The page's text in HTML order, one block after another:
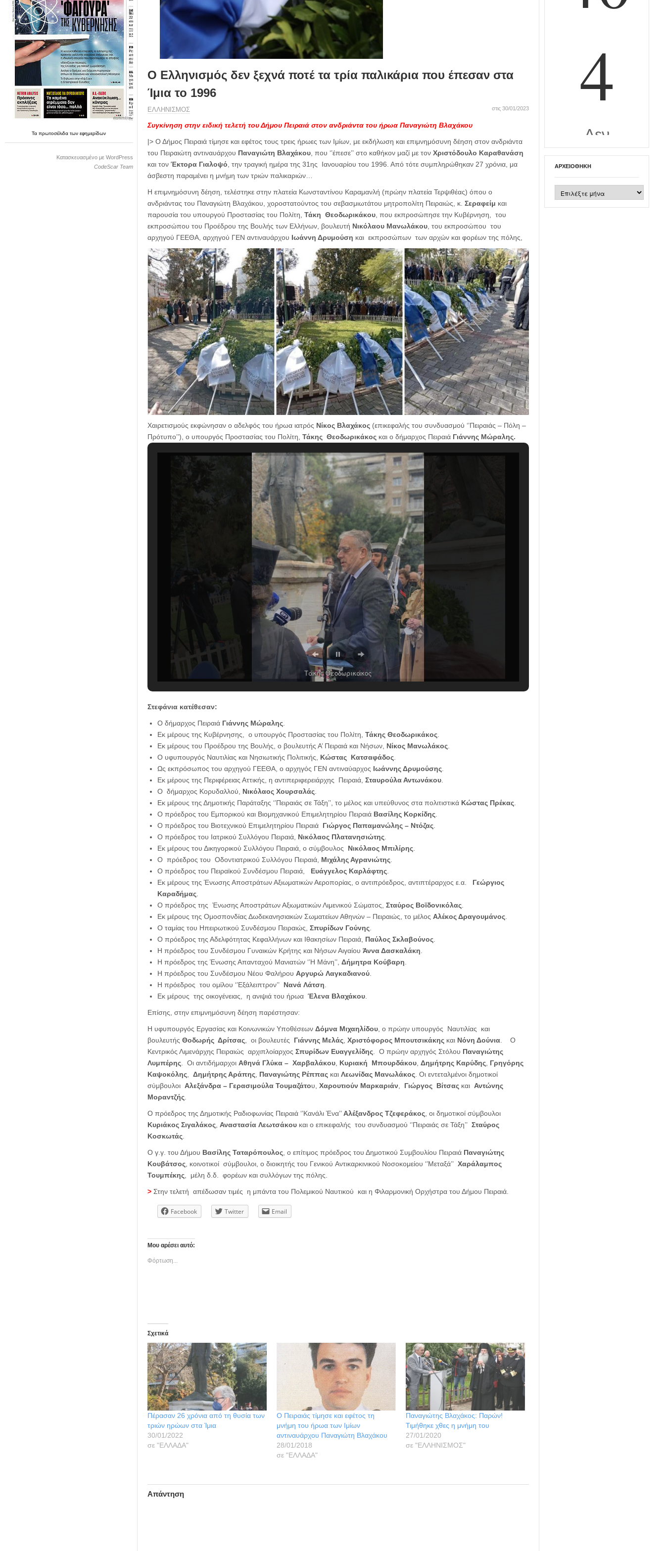
Ταπρωτοσέλιδατωνεφημερίδων
Κατασκευασμένο με WordPress
CodeScar Team
Ο Ελληνισμός δεν ξεχνά ποτέ τα τρία παλικάρια που έπεσαν στα
Ίμια το 1996
ΕΛΛΗΝΙΣΜΟΣ στις 30/01/2023
Συγκίνηση στην ειδική τελετή του Δήμου Πειραιά στον ανδριάντα του ήρωα Παναγιώτη Βλαχάκου
|> Ο Δήμος Πειραιά τίμησε και εφέτος τους τρεις ήρωες των Ιμίων, με εκδήλωση και επιμνημόσυνη δέηση στον ανδριάντα
του Πειραιώτη αντιναυάρχου Παναγιώτη Βλαχάκου, που ‘’έπεσε’’ στο καθήκον μαζί με τον Χριστόδουλο Καραθανάση
και τον Έκτορα Γιαλοψό , την τραγική ημέρα της 31ης Ιανουαρίου του 1996. Από τότε συμπληρώθηκαν 27 χρόνια, μα
άσβεστη παραμένει η μνήμη των τριών παλικαριών…
Η επιμνημόσυνη δέηση, τελέστηκε στην πλατεία Κωνσταντίνου Καραμανλή (πρώην πλατεία Τερψιθέας) όπου ο
ανδριάντας του Παναγιώτη Βλαχάκου, χοροστατούντος του σεβασμιωτάτου μητροπολίτη Πειραιώς, κ. Σεραφείμ και
παρουσία του υπουργού Προστασίας του Πολίτη, Τάκη Θεοδωρικάκου, που εκπροσώπησε την Κυβέρνηση, του
εκπροσώπου του Προέδρου της Βουλής των Ελλήνων, βουλευτή Νικόλαου Μανωλάκου, του εκπροσώπου του
αρχηγού ΓΕΕΘΑ, αρχηγού ΓΕΝ αντιναυάρχου Ιωάννη Δρυμούση και εκπροσώπων των αρχών και φορέων της πόλης,
Χαιρετισμούς εκφώνησαν ο αδελφός του ήρωα ιατρός Νίκος Βλαχάκος(επικεφαλής του συνδυασμού ‘’Πειραιάς – Πόλη –
Πρότυπο’’), ο υπουργός Προστασίας του Πολίτη, Τάκης Θεοδωρικάκοςκαι ο δήμαρχος Πειραιά Γιάννης Μώραλης.
Τάκης Θεοδωρικάκος
Στεφάνια κατέθεσαν:
Ο δήμαρχος Πειραιά Γιάννης Μώραλης.
Εκ μέρους της Κυβέρνησης, o υπουργός Προστασίας του Πολίτη, Τάκης Θεοδωρικάκος.
Εκ μέρους του Προέδρου της Βουλής, ο βουλευτής Α’ Πειραιά και Νήσων, Νίκος Μανωλάκος.
Ο υφυπουργός Ναυτιλίας και Νησιωτικής Πολιτικής, Κώστας Κατσαφάδος.
Ως εκπρόσωπος του αρχηγού ΓΕΕΘΑ, ο αρχηγός ΓΕΝ αντιναύαρχος Ιωάννης Δρυμούσης.
Εκ μέρους της Περιφέρειας Αττικής, η αντιπεριφερειάρχης Πειραιά, Σταυρούλα Αντωνάκου.
Ο δήμαρχος Κορυδαλλού, Νικόλαος Χουρσαλάς.
Εκ μέρους της Δημοτικής Παράταξης ‘’Πειραιάς σε Τάξη’’, το μέλος και υπεύθυνος στα πολιτιστικά Κώστας Πρέκας.
Ο πρόεδρος του Εμπορικού και Βιομηχανικού Επιμελητηρίου Πειραιά Βασίλης Κορκίδης.
O πρόεδρος του Βιοτεχνικού Επιμελητηρίου Πειραιά Γιώργος Παπαμανώλης – Ντόζας.
Ο πρόεδρος του Ιατρικού Συλλόγου Πειραιά, Νικόλαος Πλατανησιώτης.
Εκ μέρους του Δικηγορικού Συλλόγου Πειραιά, ο σύμβουλος Νικόλαος Μπιλίρης.
Ο πρόεδρος του Οδοντιατρικού Συλλόγου Πειραιά, Μιχάλης Αγρανιώτης.
Ο πρόεδρος του Πειραϊκού Συνδέσμου Πειραιά, Ευάγγελος Καρλάφτης.
Εκ μέρους της Ένωσης Αποστράτων Αξιωματικών Αεροπορίας, ο αντιπρόεδρος, αντιπτέραρχος ε.α. Γεώργιος
Καραδήμας.
Ο πρόεδρος της Ένωσης Αποστράτων Αξιωματικών Λιμενικού Σώματος, Σταύρος Βοϊδονικόλας.
Εκ μέρους της Ομοσπονδίας Δωδεκανησιακών Σωματείων Αθηνών – Πειραιώς, το μέλος Αλέκος Δραγουμάνος.
Ο ταμίας του Ηπειρωτικού Συνδέσμου Πειραιώς, Σπυρίδων Γούνης.
Ο πρόεδρος της Αδελφότητας Κεφαλλήνων και Ιθακησίων Πειραιά, Παύλος Σκλαβούνος.
Η πρόεδρος του Συνδέσμου Γυναικών Κρήτης και Νήσων Αιγαίου Άννα Δασκαλάκη.
Η πρόεδρος της Ένωσης Απανταχού Μανιατών ‘’Η Μάνη’’, Δήμητρα Κούβαρη.
Η πρόεδρος του Συνδέσμου Νέου Φαλήρου Αργυρώ Λαγκαδιανού.
Η πρόεδρος του ομίλου ‘’Εξάλειπτρον’’ Νανά Λάτση.
Εκ μέρους της οικογένειας, η ανιψιά του ήρωα Έλενα Βλαχάκου.
Επίσης, στην επιμνημόσυνη δέηση παρέστησαν:
Η υφυπουργός Εργασίας και Κοινωνικών Υποθέσεων Δόμνα Μιχαηλίδου, ο πρώην υπουργός Ναυτιλίας και
βουλευτής Θοδωρής Δρίτσας, οι βουλευτές Γιάννης Μελάς, Χριστόφορος Μπουτσικάκης και Νόνη Δούνια. Ο
Κεντρικός Λιμενάρχης Πειραιώς αρχιπλοίαρχος Σπυρίδων Ευαγγελίδης. Ο πρώην αρχηγός Στόλου Παναγιώτης
Λυμπέρης. Οι αντιδήμαρχοι Αθηνά Γλύκα – Χαρβαλάκου, Κυριακή Μπουρδάκου, Δημήτρης Καρύδης, Γρηγόρης
Καψοκόλης, Δημήτρης Αράπης, Παναγιώτης Ρέππαςκαι Λεωνίδας Μανωλάκος. Οι εντεταλμένοι δημοτικοί
σύμβουλοι Αλεξάνδρα – Γερασιμούλα Τουμαζάτου, Χαρουτιούν Μαρκαριάν, Γιώργος Βίτσαςκαι Αντώνης
Μοραντζής.
Ο πρόεδρος της Δημοτικής Ραδιοφωνίας Πειραιά ‘’Κανάλι Ένα’’Αλέξανδρος Τζεφεράκος, οι δημοτικοί σύμβουλοι
Κυριάκος Σιγαλάκος, Αναστασία Λεωτσάκουκαι ο επικεφαλής του συνδυασμού ‘’Πειραιάς σε Τάξη’’ Σταύρος
Κοσκωτάς.
Ο γ.γ. του Δήμου Βασίλης Ταταρόπουλος, ο επίτιμος πρόεδρος του Δημοτικού Συμβουλίου Πειραιά Παναγιώτης
Κουβάτσος, κοινοτικοί σύμβουλοι, ο διοικητής του Γενικού Αντικαρκινικού Νοσοκομείου ‘’Μεταξά’’ Χαράλαμπος
Τουμπέκης, μέλη δ.δ. φορέων και συλλόγων της πόλης.
>Στην τελετή απέδωσαν τιμές η μπάντα του Πολεμικού Ναυτικού και η Φιλαρμονική Ορχήστρα του Δήμου Πειραιά.
Facebook Twitter Email
Μου αρέσει αυτό:
Φόρτωση...
Σχετικά
Πέρασαν 26 χρόνια από τη θυσία των
τριών ηρώων στα Ίμια
30/01/2022
σε "ΕΛΛΑΔΑ"
Ο Πειραιάς τίμησε και εφέτος τη
μνήμη του ήρωα των Ιμίων
αντιναυάρχου Παναγιώτη Βλαχάκου
28/01/2018
σε "ΕΛΛΑΔΑ"
Παναγιώτης Βλαχάκος: Παρών!
Τιμήθηκε χθες η μνήμη του
27/01/2020
σε "ΕΛΛΗΝΙΣΜΟΣ"
Απάντηση
ΑΡΧΕΙΟΘΉΚΗ